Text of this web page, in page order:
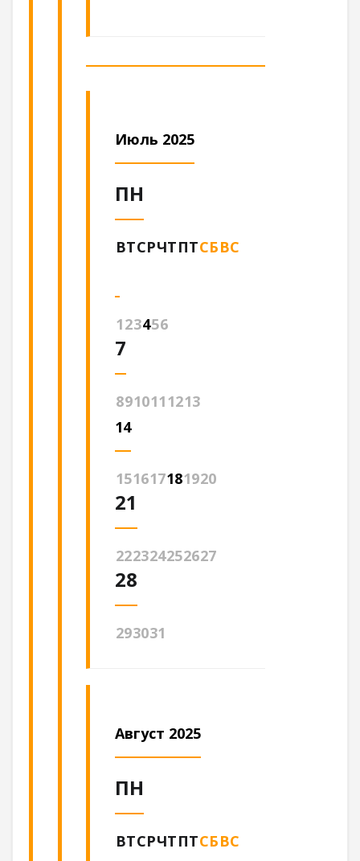
Июль 2025
ПН
ВТСРЧТПТСБВС
123456
7
8910111213
14
151617181920
21
222324252627
28
293031
Август 2025
ПН
ВТСРЧТПТСБВС